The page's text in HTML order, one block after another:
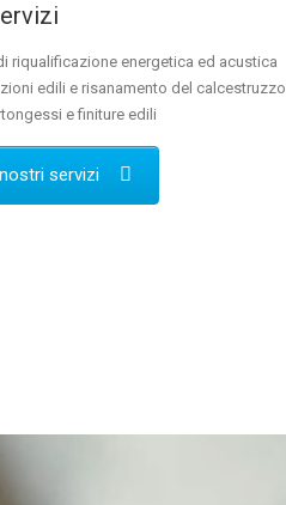
riqualificazione energetica ed acustica
edili e risanamento del calcestruzzo
e finiture edili
servizi